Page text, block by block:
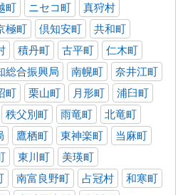
町 ニセコ町
真狩村
極町 倶知安町
共和町
積丹町 古平町
仁木町
総合振興局 南幌町
奈井江町
町 栗山町 月形町
浦臼町
秩父別町 雨竜町
北竜町
鷹栖町 東神楽町
当麻町
東川町
美瑛町
南富良野町 占冠村
和寒町